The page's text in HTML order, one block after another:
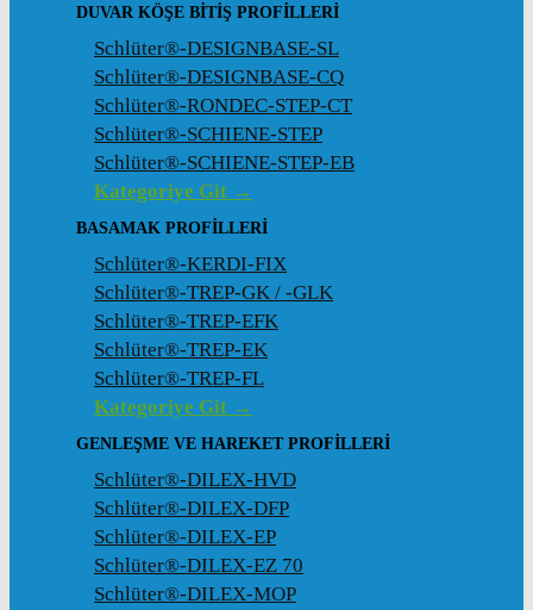
DUVAR KÖŞE BITIŞ PROFILLERI
Schlüter®-DESIGNBASE-SL
Schlüter®-DESIGNBASE-CQ
Schlüter®-RONDEC-STEP-CT
Schlüter®-SCHIENE-STEP
Schlüter®-SCHIENE-STEP-EB
Kategoriye Git →
BASAMAK PROFILLERI
Schlüter®-KERDI-FIX
Schlüter®-TREP-GK / -GLK
Schlüter®-TREP-EFK
Schlüter®-TREP-EK
Schlüter®-TREP-FL
Kategoriye Git →
GENLEŞME VE HAREKET PROFILLERI
Schlüter®-DILEX-HVD
Schlüter®-DILEX-DFP
Schlüter®-DILEX-EP
Schlüter®-DILEX-EZ 70
Schlüter®-DILEX-MOP